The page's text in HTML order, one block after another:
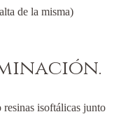
de la misma)
isoftálicas junto